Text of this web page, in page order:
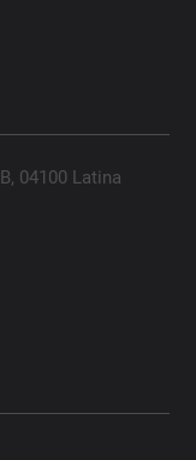
04100 Latina